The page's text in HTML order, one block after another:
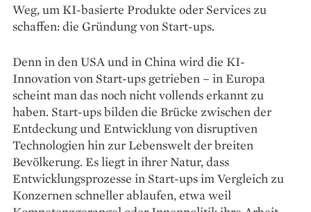
Weg, um KI-basierte Produkte oder Services zu
schaffen: die Gründung von Start-ups.
Denn in den USA und in China wird die KI-
Innovation von Start-ups getrieben – in Europa
scheint man das noch nicht vollends erkannt zu
haben. Start-ups bilden die Brücke zwischen der
Entdeckung und Entwicklung von disruptiven
Technologien hin zur Lebenswelt der breiten
Bevölkerung. Es liegt in ihrer Natur, dass
Entwicklungsprozesse in Start-ups im Vergleich zu
Konzernen schneller ablaufen, etwa weil